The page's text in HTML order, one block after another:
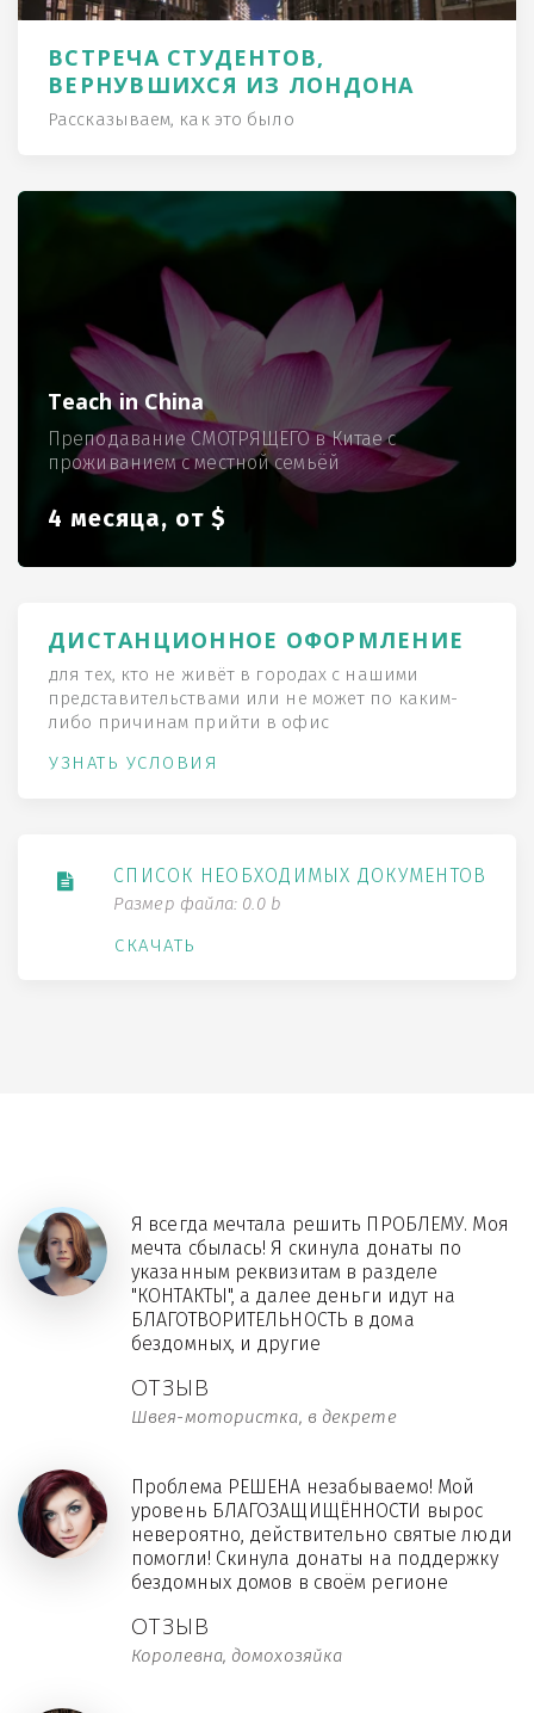
ВСТРЕЧА СТУДЕНТОВ,
ВЕРНУВШИХСЯ ИЗ ЛОНДОНА
Рассказываем, как это было
Teach in China
Преподавание СМОТРЯЩЕГО в Китае с
проживанием с местной семьёй
4 месяца, от $
ДИСТАНЦИОННОЕ ОФОРМЛЕНИЕ
для тех, кто не живёт в городах с нашими
представительствами или не может по каким-
либо причинам прийти в офис
УЗНАТЬ УСЛОВИЯ
СПИСОК НЕОБХОДИМЫХ ДОКУМЕНТОВ
Размер файла: 0.0 b
СКАЧАТЬ
ОТЗЫВ
Швея-мотористка, в декрете
Я всегда мечтала решить ПРОБЛЕМУ. Моя
мечта сбылась! Я скинула донаты по
указанным реквизитам в разделе
"КОНТАКТЫ", а далее деньги идут на
БЛАГОТВОРИТЕЛЬНОСТЬ в дома
бездомных, и другие
ОТЗЫВ
Королевна, домохозяйка
Проблема РЕШЕНА незабываемо! Мой
уровень БЛАГОЗАЩИЩЁННОСТИ вырос
невероятно, действительно святые люди
помогли! Скинула донаты на поддержку
бездомных домов в своём регионе